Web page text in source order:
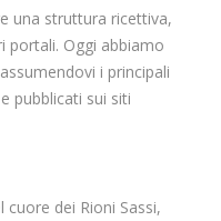
una struttura ricettiva,
portali. Oggi abbiamo
i principali
pubblicati sui siti
cuore dei Rioni Sassi,